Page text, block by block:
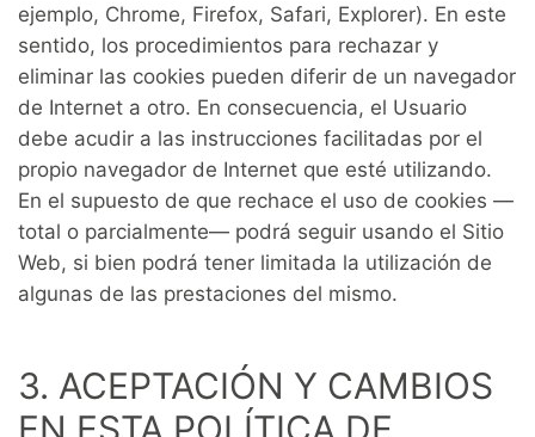
ejemplo, Chrome, Firefox, Safari, Explorer). En este
sentido, los procedimientos para rechazar y
eliminar las cookies pueden diferir de un navegador
de Internet a otro. En consecuencia, el Usuario
debe acudir a las instrucciones facilitadas por el
propio navegador de Internet que esté utilizando.
En el supuesto de que rechace el uso de cookies —
total o parcialmente— podrá seguir usando el Sitio
Web, si bien podrá tener limitada la utilización de
algunas de las prestaciones del mismo.
3. ACEPTACIÓN Y CAMBIOS